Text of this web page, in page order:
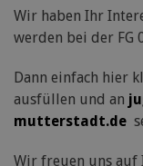
Wir haben Ihr
werden bei der FG
Dann einfach hier
ausfüllen und an
mutterstadt.de
Wir freuen uns auf